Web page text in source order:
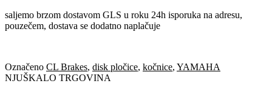
saljemo brzom dostavom GLS u roku 24h isporuka na adresu,
pouzečem, dostava se dodatno naplačuje
Označeno CL Brakes, disk pločice, kočnice, YAMAHA
NJUŠKALO TRGOVINA